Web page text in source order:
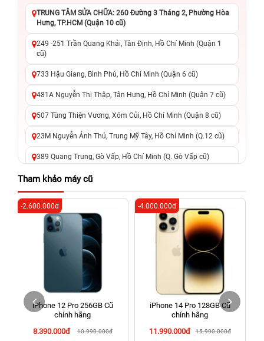
TRUNG TÂM SỬA CHỮA: 260 Đường 3 Tháng 2, Phường Hòa
Hưng, TP.HCM (Quận 10 cũ)
249 -251 Trần Quang Khải, Tân Định, Hồ Chí Minh (Quận 1
cũ)
733 Hậu Giang, Bình Phú, Hồ Chí Minh (Quận 6 cũ)
481A Nguyễn Thị Thập, Tân Hưng, Hồ Chí Minh (Quận 7 cũ)
507 Tùng Thiện Vương, Xóm Củi, Hồ Chí Minh (Quận 8 cũ)
23M Nguyễn Ảnh Thủ, Trung Mỹ Tây, Hồ Chí Minh (Q.12 cũ)
389 Quang Trung, Gò Vấp, Hồ Chí Minh (Q. Gò Vấp cũ)
625 - 625A Âu Cơ, Tân Phú, Hồ Chí Minh (Quận Tân Phú cũ)
326 Lê Văn Việt, Tăng Nhơn Phú, Hồ Chí Minh (Q.9 TP. Thủ
Đức cũ)
256 Võ Văn Ngân, Thủ Đức, Hồ Chí Minh (Bình Thọ, TP. Thủ
70 Nguyễn An Ninh, Dĩ An, Hồ Chí Minh (Bình Dương Cũ)
24h Vũng Tàu: 162A Ba Cu, Vũng Tàu, Hồ Chí Minh (TP. Vũng
Tàu cũ)
198 Hoàng Văn Thụ, Tân Sơn Nhất, Hồ Chí Minh (Tân Bình
Tham khảo máy cũ
iPhone 12 Pro 256GB Cũ
chính hãng
8.390.000đ
10.990.000đ
-2.600.000đ
iPhone 14 Pro 128GB Cũ
chính hãng
11.990.000đ
15.990.000đ
-4.000.000đ